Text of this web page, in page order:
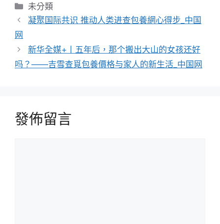
分
類
未分類
凝聚国际共识 推动人类进查包養網心得步_中国
网
新华全媒+丨五年后，那个搬出大山的女孩还好
吗？——吉雪查覓包養價格与家人的新生活_中国网
發佈留言